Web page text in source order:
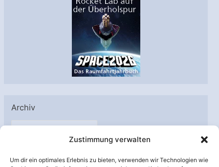
Zustimmung verwalten
Um dir ein optimales Erlebnis zu bieten, verwenden wir Technologien wie
Archiv
A